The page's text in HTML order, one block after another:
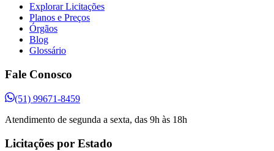
Explorar Licitações
Planos e Preços
Órgãos
Blog
Glossário
Fale Conosco
(51) 99671-8459
Atendimento de segunda a sexta, das 9h às 18h
Licitações por Estado